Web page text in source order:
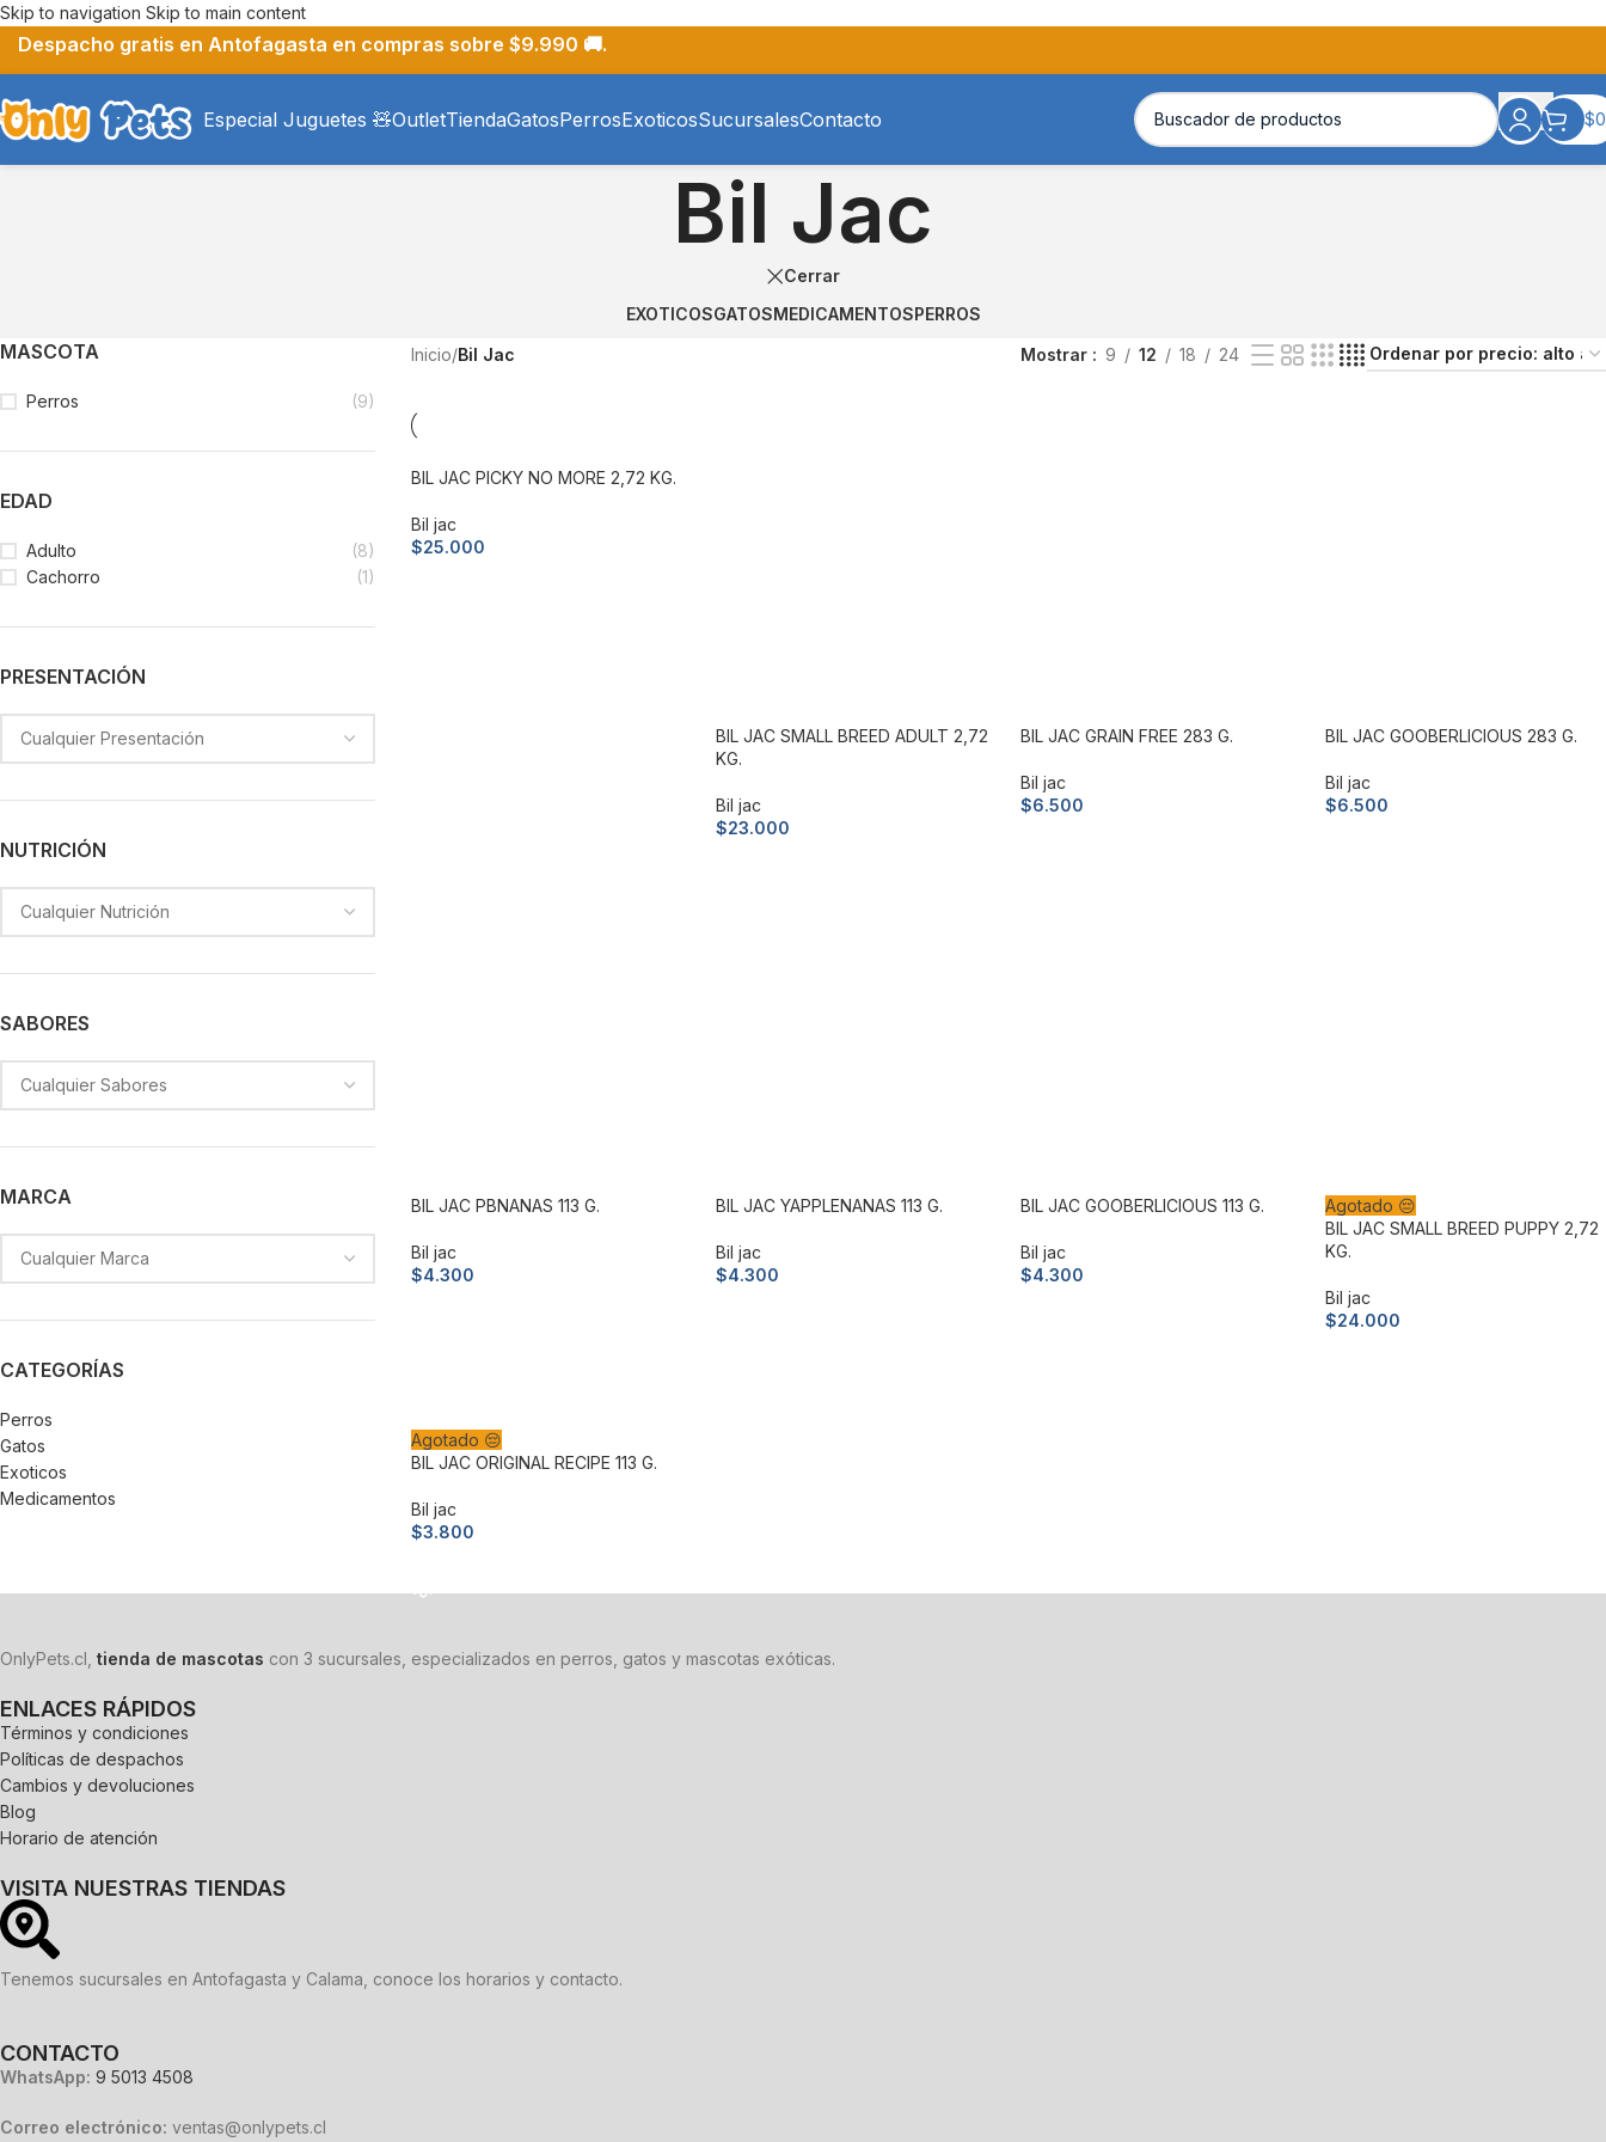
Skip to navigation Skip to main content
Despacho gratis en Antofagasta en compras sobre $9.990 🚚.
Especial Juguetes 🧸OutletTiendaGatosPerrosExoticosSucursalesContacto $0
Bil Jac
Cerrar
EXOTICOSGATOSMEDICAMENTOSPERROS
MASCOTA
Perros (9)
EDAD
Adulto
(8)
Cachorro
(1)
PRESENTACIÓN
NUTRICIÓN
SABORES
MARCA
CATEGORÍAS
Perros
Gatos
Exoticos
Medicamentos
Inicio/Bil Jac Mostrar 9 12 18 24
BIL JAC PICKY NO MORE 2,72 KG.
Bil jac
$25.000
BIL JAC SMALL BREED ADULT 2,72
KG.
Bil jac
$23.000
BIL JAC GRAIN FREE 283 G.
Bil jac
$6.500
BIL JAC GOOBERLICIOUS 283 G.
Bil jac
$6.500
BIL JAC PBNANAS 113 G.
Bil jac
$4.300
BIL JAC YAPPLENANAS 113 G.
Bil jac
$4.300
BIL JAC GOOBERLICIOUS 113 G.
Bil jac
$4.300
Agotado 😔
BIL JAC SMALL BREED PUPPY 2,72
KG.
Bil jac
$24.000
Agotado 😔
BIL JAC ORIGINAL RECIPE 113 G.
Bil jac
$3.800
OnlyPets.cl, tienda de mascotas con 3 sucursales, especializados en perros, gatos y mascotas exóticas.
ENLACES RÁPIDOS
Términos y condiciones
Políticas de despachos
Cambios y devoluciones
Blog
Horario de atención
VISITA NUESTRAS TIENDAS
Tenemos sucursales en Antofagasta y Calama, conoce los horarios y contacto.
CONTACTO
WhatsApp: 9 5013 4508
Correo electrónico: ventas@onlypets.cl